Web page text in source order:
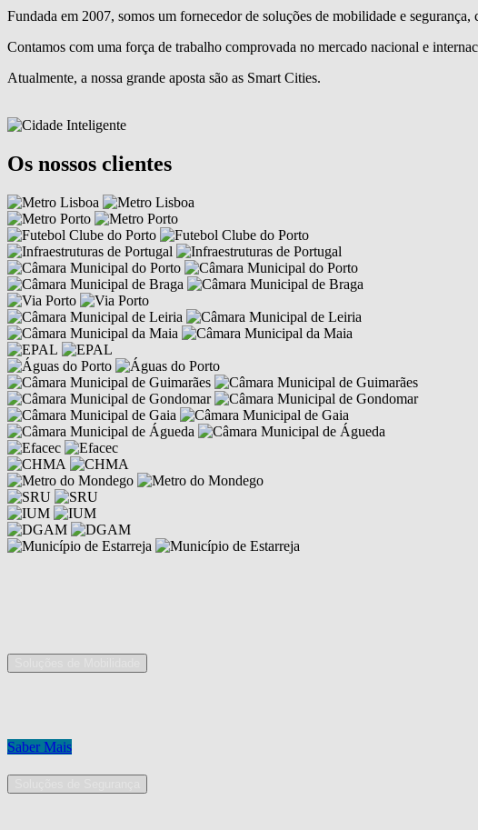
Fundada em 2007, somos um fornecedor de soluções de mobilidade e
Contamos com uma força de trabalho comprovada no mercado nacional e
Atualmente, a nossa grande aposta são as Smart Cities.
Os nossos clientes
Saber Mais